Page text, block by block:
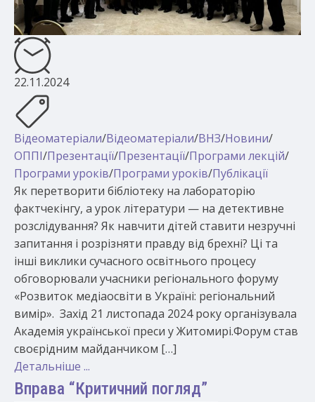
22.11.2024
Відеоматеріали/Відеоматеріали/ВНЗ/Новини/
ОППІ/Презентації/Презентації/Програми лекцій/
Програми уроків/Програми уроків/Публікації
Як перетворити бібліотеку на лабораторію
фактчекінгу, а урок літератури — на детективне
розслідування? Як навчити дітей ставити незручні
запитання і розрізняти правду від брехні? Ці та
інші виклики сучасного освітнього процесу
обговорювали учасники регіонального форуму
«Розвиток медіаосвіти в Україні: регіональний
вимір». Захід 21 листопада 2024 року організувала
Академія української преси у Житомирі.Форум став
своєрідним майданчиком […]
Детальніше ...
Вправа “Критичний погляд”